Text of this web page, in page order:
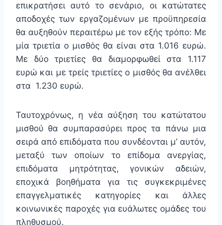
επικρατήσει αυτό το σενάριο, οι κατώτατες
αποδοχές των εργαζομένων με προϋπηρεσία
θα αυξηθούν περαιτέρω με τον εξής τρόπο: Με
μία τριετία ο μισθός θα είναι στα 1.016 ευρώ.
Με δύο τριετίες θα διαμορφωθεί στα 1.117
ευρώ και με τρείς τριετίες ο μισθός θα ανέλθει
στα 1.230 ευρώ.
Ταυτοχρόνως, η νέα αύξηση του κατώτατου
μισθού θα συμπαρασύρει προς τα πάνω μια
σειρά από επιδόματα που συνδέονται μ’ αυτόν,
μεταξύ των οποίων το επίδομα ανεργίας,
επιδόματα μητρότητας, γονικών αδειών,
εποχικά βοηθήματα για τις συγκεκριμένες
επαγγελματικές κατηγορίες και άλλες
κοινωνικές παροχές για ευάλωτες ομάδες του
πληθυσμού.